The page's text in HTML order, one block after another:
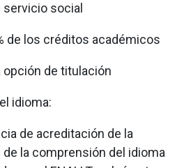
servicio social
de los créditos académicos
opción de titulación
idioma:
de acreditación de la
la comprensión del idioma